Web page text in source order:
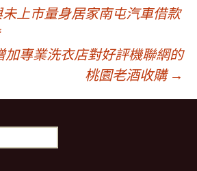
上市量身居家南屯汽車借款
加專業洗衣店對好評機聯網的
桃園老酒收購 →